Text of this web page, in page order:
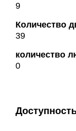
9
Количество
39
количество
0